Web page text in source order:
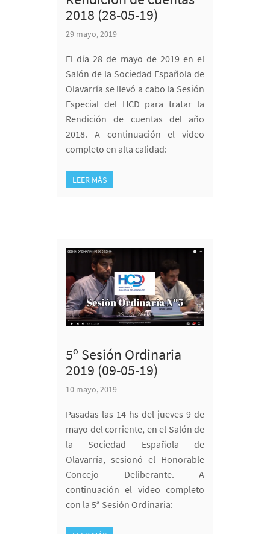
2018 (28-05-19)
29 mayo, 2019
El día 28 de mayo de 2019 en el
Salón de la Sociedad Española de
Olavarría se llevó a cabo la Sesión
Especial del HCD para tratar la
Rendición de cuentas del año
2018. A continuación el video
completo en alta calidad:
LEER MÁS
5º Sesión Ordinaria
2019 (09-05-19)
10 mayo, 2019
Pasadas las 14 hs del jueves 9 de
mayo del corriente, en el Salón de
la Sociedad Española de
Olavarría, sesionó el Honorable
Concejo Deliberante. A
continuación el video completo
con la 5ª Sesión Ordinaria: